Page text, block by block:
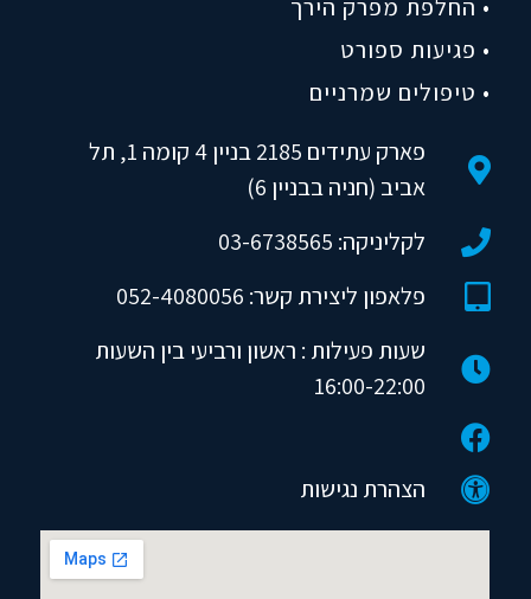
• החלפת מפרק הירך
• פגיעות ספורט
• טיפולים שמרניים
פארק עתידים 2185 בניין 4 קומה 1, תל
אביב (חניה בבניין 6)
לקליניקה: 03-6738565
פלאפון ליצירת קשר: 052-4080056
שעות פעילות : ראשון ורביעי בין השעות
16:00-22:00
הצהרת נגישות